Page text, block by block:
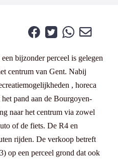
bijzonder perceel is gelegen
centrum van Gent. Nabij
, horeca
pand aan de Bourgoyen-
naar het centrum via zowel
of de fiets. De R4 en
betreft
op een perceel grond dat ook